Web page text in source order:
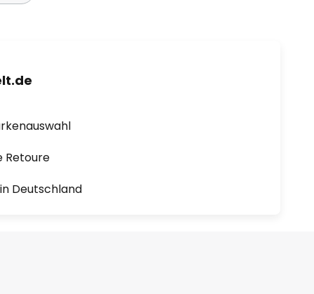
Retoure
Deutschland